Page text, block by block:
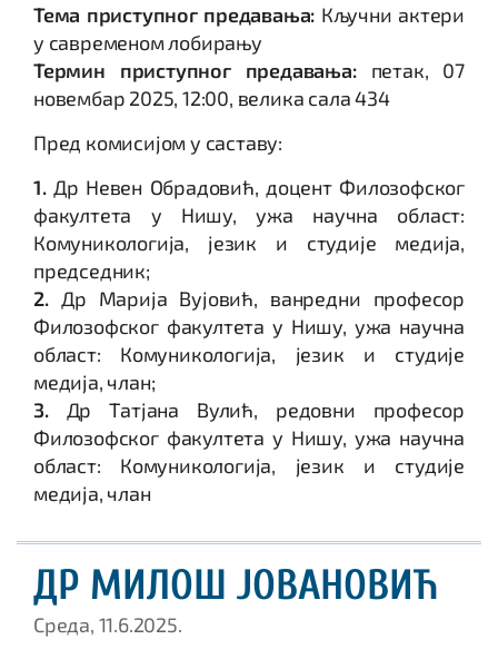
Тема приступног предавања: Кључни актери
у савременом лобирању
Термин приступног предавања: петак, 07
новембар 2025, 12:00, велика сала 434
Пред комисијом у саставу:
1.Др Невен Обрадовић, доцент Филозофског
факултета у Нишу, ужа научна област:
Комуникологија, језик и студије медија,
председник;
2. Др Марија Вујовић, ванредни професор
Филозофског факултета у Нишу, ужа научна
област: Комуникологија, језик и студије
медија, члан;
3. Др Татјана Вулић, редовни професор
Филозофског факултета у Нишу, ужа научна
област: Комуникологија, језик и студије
медија, члан
ДР МИЛОШ ЈОВАНОВИЋ
Среда, 11.6.2025.